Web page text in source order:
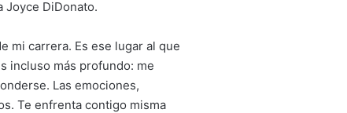
Joyce DiDonato.
mi carrera. Es ese lugar al que
incluso más profundo: me
Las emociones,
Te enfrenta contigo misma